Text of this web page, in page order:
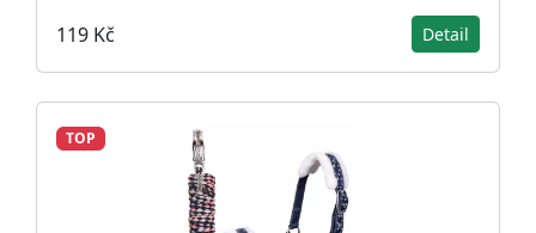
119 Kč Detail
TOP